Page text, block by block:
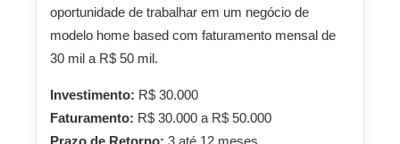
oportunidade de trabalhar em um negócio de
modelo home based com faturamento mensal de
30 mil a R$ 50 mil.
Investimento: R$ 30.000
Faturamento: R$ 30.000 a R$ 50.000
Prazo de Retorno: 3 até 12 meses